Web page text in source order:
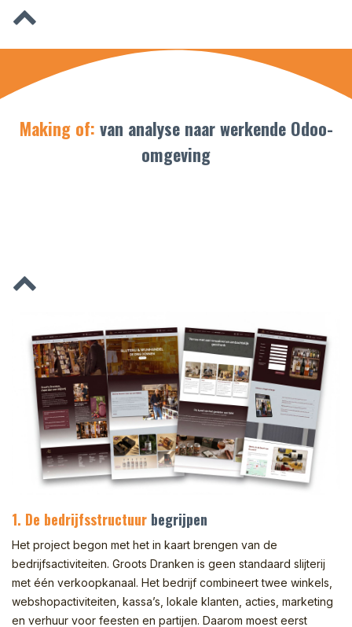
Making of: van analyse naar werkende Odoo-
omgeving
1. De bedrijfsstructuur begrijpen
Het project begon met het in kaart brengen van de
bedrijfsactiviteiten. Groots Dranken is geen standaard slijterij
met één verkoopkanaal. Het bedrijf combineert twee winkels,
webshopactiviteiten, kassa’s, lokale klanten, acties, marketing
en verhuur voor feesten en partijen. Daarom moest eerst